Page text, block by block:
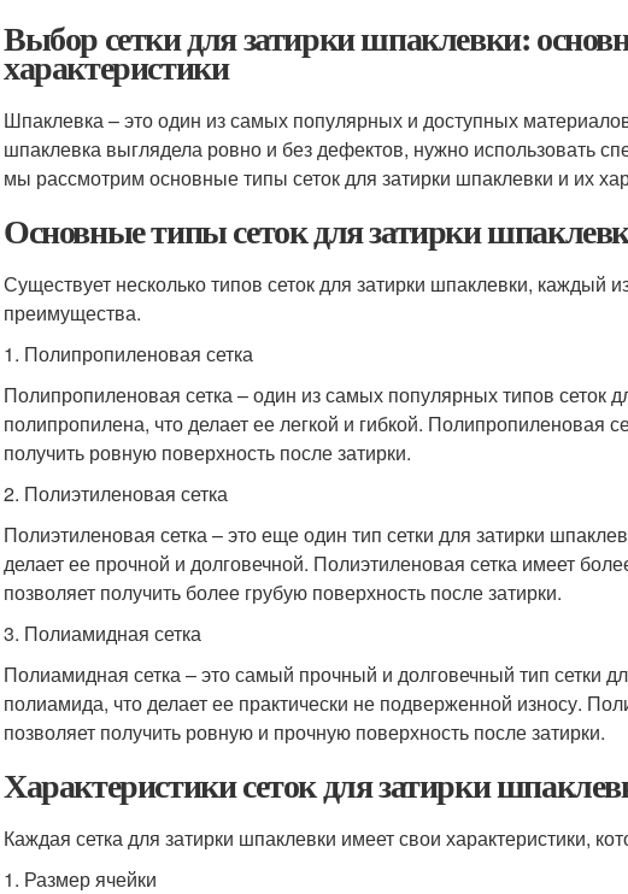
Выбор сетки для затирки шпаклевки:
характеристики
Шпаклевка – это один из самых популярных и доступных
шпаклевка выглядела ровно и без дефектов, нужно использовать
мы рассмотрим основные типы сеток для затирки шпаклевки и их
Основные типы сеток для затирки
Существует несколько типов сеток для затирки шпаклевки, каждый
преимущества.
1. Полипропиленовая сетка
Полипропиленовая сетка – один из самых популярных типов сеток
полипропилена, что делает ее легкой и гибкой. Полипропиленовая
получить ровную поверхность после затирки.
2. Полиэтиленовая сетка
Полиэтиленовая сетка – это еще один тип сетки для затирки
делает ее прочной и долговечной. Полиэтиленовая сетка имеет
позволяет получить более грубую поверхность после затирки.
3. Полиамидная сетка
Полиамидная сетка – это самый прочный и долговечный тип сетки
полиамида, что делает ее практически не подверженной износу.
позволяет получить ровную и прочную поверхность после затирки.
Характеристики сеток для затирки
Каждая сетка для затирки шпаклевки имеет свои характеристики,
1. Размер ячейки